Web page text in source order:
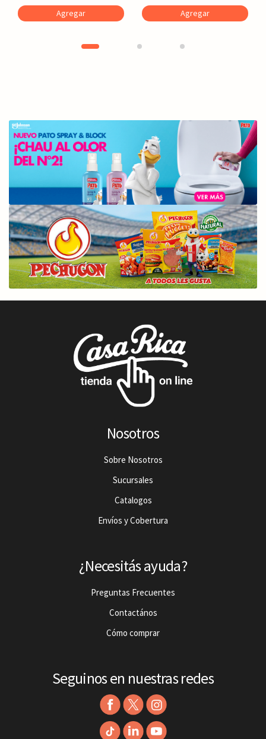
Agregar Agregar
Nosotros
Sobre Nosotros
Sucursales
Catalogos
Envíos y Cobertura
¿Necesitás ayuda?
Preguntas Frecuentes
Contactános
Cómo comprar
Seguinos en nuestras redes